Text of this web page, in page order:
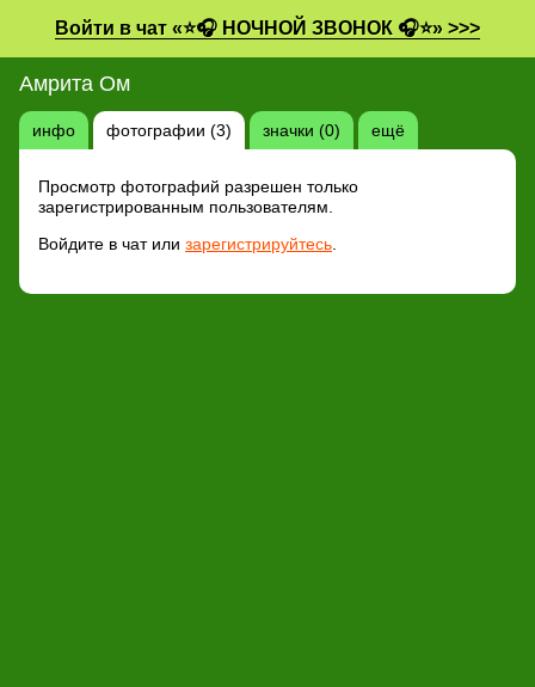
Войти в чат «⭐🎧 НОЧНОЙ ЗВОНОК 🎧⭐» >>>
Амрита Ом
инфо фотографии (3) значки (0) ещё
Просмотр фотографий разрешен только
зарегистрированным пользователям.
Войдите в чат или зарегистрируйтесь